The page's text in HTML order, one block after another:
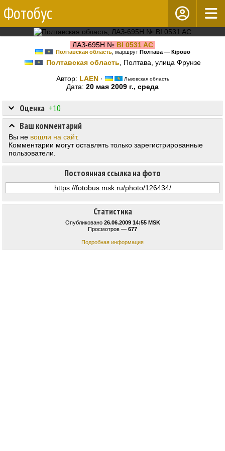
Фотобус
ЛАЗ-695Н № BI 0531 AC
Полтавская область, маршрут Полтава — Кірово
Полтавская область , Полтава, улица Фрунзе
Автор: LAEN· Львовская область
Дата: 20 мая 2009 г., среда
Статистика
Опубликовано 26.06.2009 14:55 MSK
Просмотров — 677
Подробная информация
Оценка +10
Постоянная ссылка на фото
Ваш комментарий
Вы не вошли на сайт.
Комментарии могут оставлять только зарегистрированные
пользователи.